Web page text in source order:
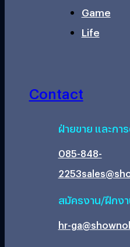
Game
Life
Contact
ฝ่ายขาย และกา
085-848-
2253
สมัครงาน/ฝึกง
hr-